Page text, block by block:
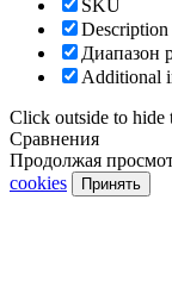
SKU
Description
Диапазон
Additional
Click outside to hide
Сравнения
Продолжая
cookies
Принять